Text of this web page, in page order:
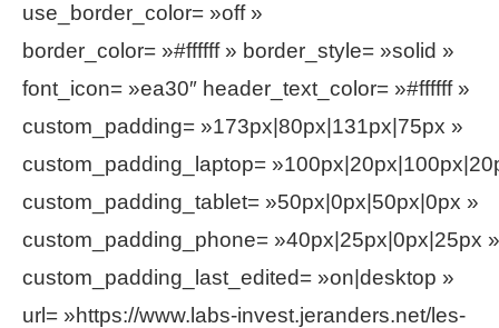
use_border_color= »off »
border_color= »#ffffff » border_style= »solid »
font_icon= »ea30″ header_text_color= »#ffffff »
custom_padding= »173px|80px|131px|75px »
custom_padding_laptop=
custom_padding_tablet= »50px|0px|50px|0px »
custom_padding_phone= »40px|25px|0px|25px »
custom_padding_last_edited= »on|desktop »
url= »https://www.labs-invest.jeranders.net/les-